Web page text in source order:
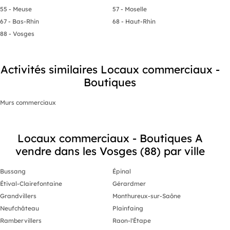
55 - Meuse
57 - Moselle
67 - Bas-Rhin
68 - Haut-Rhin
88 - Vosges
Activités similaires Locaux commerciaux -
Boutiques
Murs commerciaux
Locaux commerciaux - Boutiques A
vendre dans les Vosges (88) par ville
Bussang
Épinal
Étival-Clairefontaine
Gérardmer
Grandvillers
Monthureux-sur-Saône
Neufchâteau
Plainfaing
Rambervillers
Raon-l'Étape